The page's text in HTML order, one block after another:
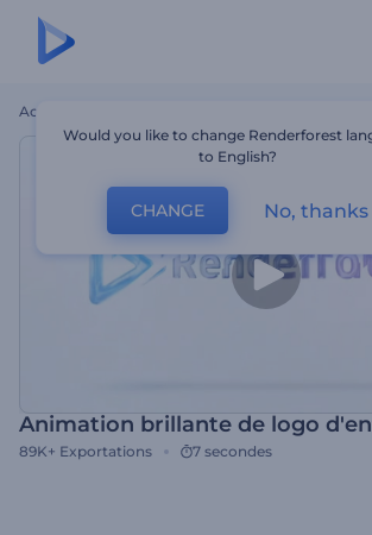
Accueil Animation Brillante De Logo
Animation brillante de logo
89K+ Exportations 7 secondes
Would you like to change Renderforest
to English?
CHANGE No, thanks